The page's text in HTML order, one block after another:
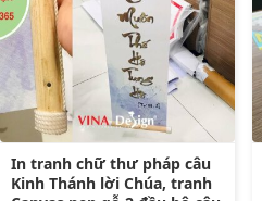
In tranh chữ thư pháp câu
Kinh Thánh lời Chúa, tranh